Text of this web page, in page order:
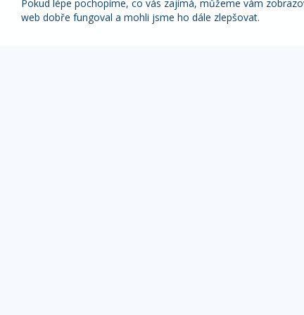
Pokud lépe pochopíme, co vás zajímá, můžeme vám
web dobře fungoval a mohli jsme ho dále zlepšovat.